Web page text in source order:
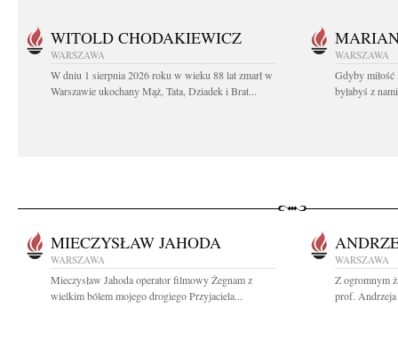
WITOLD CHODAKIEWICZ
WARSZAWA
W dniu 1 sierpnia 2026 roku w wieku 88 lat zmarł w
Warszawie ukochany Mąż, Tata, Dziadek i Brat...
WARSZAWA
Gdyby miłość
byłabyś z
MIECZYSŁAW JAHODA
WARSZAWA
Mieczysław Jahoda operator filmowy Żegnam z
wielkim bólem mojego drogiego Przyjaciela...
WARSZAWA
Z ogromnym
prof. Andrzeja